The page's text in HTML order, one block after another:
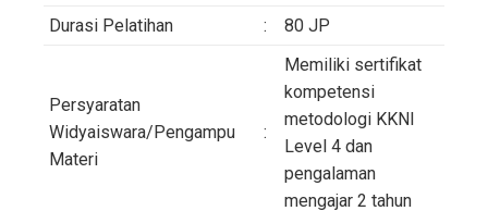
Durasi Pelatihan
: 80 JP
Persyaratan
Widyaiswara/Pengampu
Materi
:
Memiliki sertifikat
kompetensi
metodologi KKNI
Level 4 dan
pengalaman
mengajar 2 tahun